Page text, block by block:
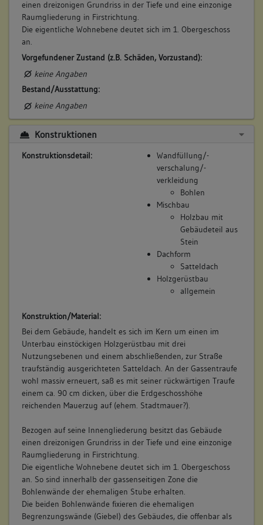
einen dreizonigen Grundriss in der Tiefe und eine einzonige
Raumgliederung in Firstrichtung.
Die eigentliche Wohnebene deutet sich im 1. Obergeschoss
an.
Vorgefundener Zustand (z.B. Schäden, Vorzustand):
keine Angaben
Bestand/Ausstattung:
keine Angaben
Konstruktionen
Konstruktionsdetail:
Wandfüllung/-
verschalung/-
verkleidung
Bohlen
Mischbau
Holzbau mit
Gebäudeteil aus
Stein
Dachform
Satteldach
Holzgerüstbau
allgemein
Konstruktion/Material:
Bei dem Gebäude, handelt es sich im Kern um einen im
Unterbau einstöckigen Holzgerüstbau mit drei
Nutzungsebenen und einem abschließenden, zur Straße
traufständig ausgerichteten Satteldach. An der Gassentraufe
wohl massiv erneuert, saß es mit seiner rückwärtigen Traufe
einem ca. 90 cm dicken, über die Erdgeschosshöhe
reichenden Mauerzug auf (ehem. Stadtmauer?).
Bezogen auf seine Innengliederung besitzt das Gebäude
einen dreizonigen Grundriss in der Tiefe und eine einzonige
Raumgliederung in Firstrichtung.
Die eigentliche Wohnebene deutet sich im 1. Obergeschoss
an. So sind innerhalb der gassenseitigen Zone die
Bohlenwände der ehemaligen Stube erhalten.
Die beiden Bohlenwände fixieren die ehemaligen
Begrenzungswände (Giebel) des Gebäudes, die offenbar als